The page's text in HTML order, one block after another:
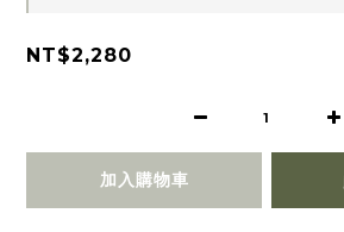
NT$2,280
加入購物車